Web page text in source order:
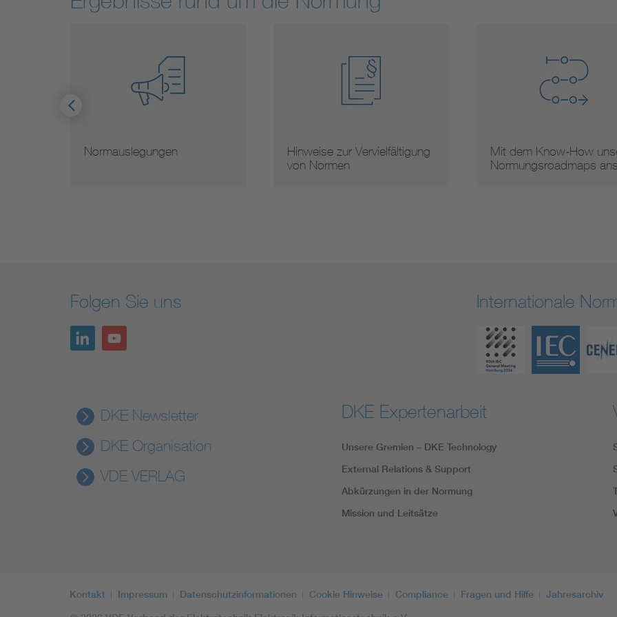
Normauslegungen
Hinweise zur Vervielfältigung
von Normen
Mit dem Know-How
Normungsroadmaps
Folgen Sie uns Internationale
DKE Newsletter
DKE Organisation
VDE VERLAG
DKE Expertenarbeit
Unsere Gremien – DKE Technology
External Relations & Support
Abkürzungen in der Normung
Mission und Leitsätze
Kontakt Impressum Datenschutzinformationen Cookie Hinweise Compliance Fragen und Hilfe
Jahresarchiv